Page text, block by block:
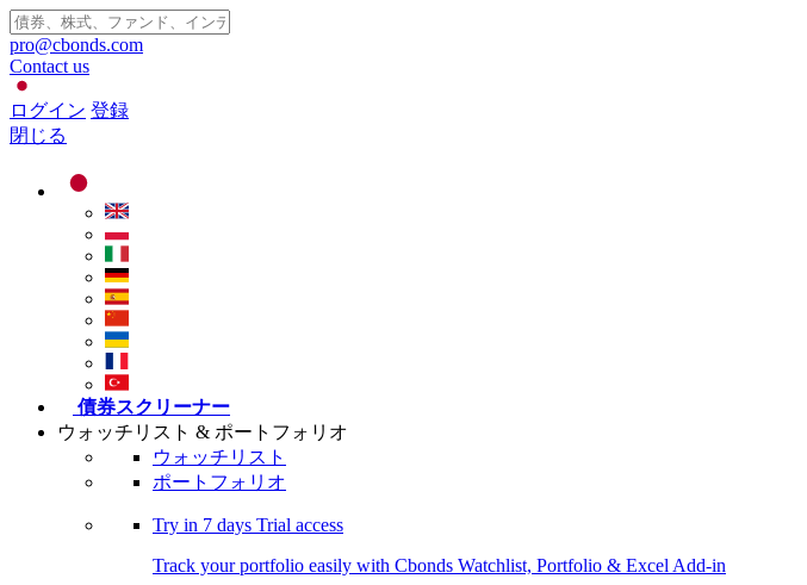
pro@cbonds.com
Contact us
ログイン 登録
閉じる
債券スクリーナー
ウォッチリスト & ポートフォリオ
ウォッチリスト
ポートフォリオ
Try in 7 days Trial access
Track your portfolio easily with Cbonds Watchlist, Portfolio & Excel Add-in